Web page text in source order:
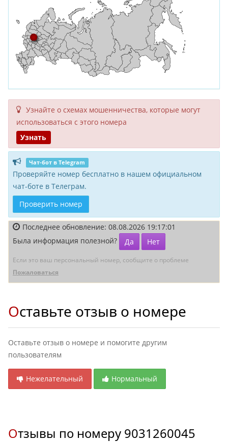
Узнайте о схемах мошенни­чества, кото­рые могут
исполь­зоваться с этого номера
Узнать
Чат-бот в Telegram
Проверяйте номер бесплатно в нашем официальном
чат-боте в Телеграм.
Проверить номер
Последнее обновление: 08.08.2026 19:17:01
Была информация полезной?
Да Нет
Если это ваш персональный номер, сообщите о проблеме
Пожаловаться
Оставьте отзыв о номере
Оставьте отзыв о номере и помогите другим
пользователям
Нежелательный Нормальный
Отзывы по номеру 9031260045